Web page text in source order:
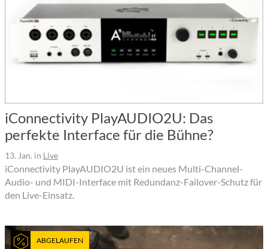
iConnectivity PlayAUDIO2U: Das
perfekte Interface für die Bühne?
13. Jan. in Live
iConnectivity PlayAUDIO2U ist ein neues Multi-Channel-
Audio- und MIDI-Interface mit Redundanz-Failover-Schutz für
den Live-Einsatz.
ABGELAUFEN